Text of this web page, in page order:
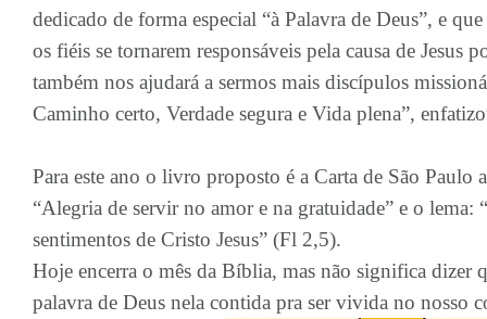
dedicado de forma especial “à Palavra de Deus”, e
os fiéis se tornarem responsáveis pela causa de Jesus
também nos ajudará a sermos mais discípulos
Caminho certo, Verdade segura e Vida plena”,
Para este ano o livro proposto é a Carta de São Paulo
“Alegria de servir no amor e na gratuidade” e o lema:
sentimentos de Cristo Jesus” (Fl 2,5).
Hoje encerra o mês da Bíblia, mas não significa dizer
palavra de Deus nela contida pra ser vivida no nosso